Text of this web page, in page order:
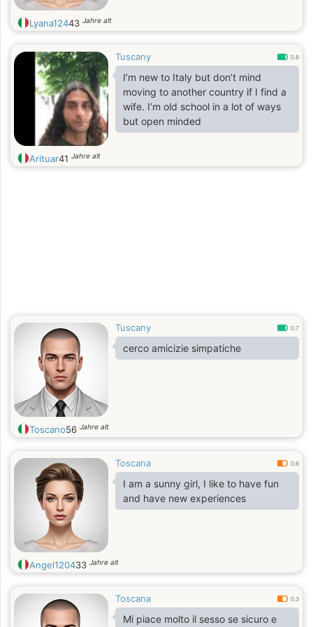
Lyana12443 Jahre alt
Tuscany 0.8
I’m new to Italy but don’t mind
moving to another country if I find a
wife. I’m old school in a lot of ways
but open minded
Arituar41 Jahre alt
Tuscany 0.7
cerco amicizie simpatiche
Toscano56 Jahre alt
Toscana 0.6
I am a sunny girl, I like to have fun
and have new experiences
Angel120433 Jahre alt
Toscana 0.3
Mi piace molto il sesso se sicuro e